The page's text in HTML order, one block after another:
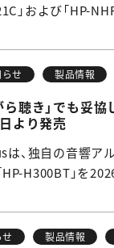
」および「HP-
せ 製品情報
ら聴き」でも妥
より発売
は、独自の音響ア
HP-H300BT」を
製品情報